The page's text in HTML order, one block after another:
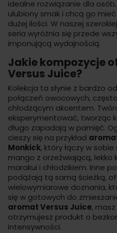
idealne rozwiązanie dla
ulubiony smak i chcą go
dużej ilości. W naszej
seria wyróżnia się przede
imponującą wydajnością.
Jakie kompozycje
Versus Juice?
Kolekcja ta słynie z bardzo
połączeń owocowych,
chłodzącym akcentem.
eksperymentować, tworząc
długo zapadają w pamięć.
cieszy się na przykład
Monkick, który łączy w sobie
mango z orzeźwiającą,
marakui i chłodzikiem. Inne
podążają tą samą ścieżką,
wielowymiarowe doznania,
się w gotowych do
aromat Versus Juice,
otrzymujesz produkt o
intensywności.